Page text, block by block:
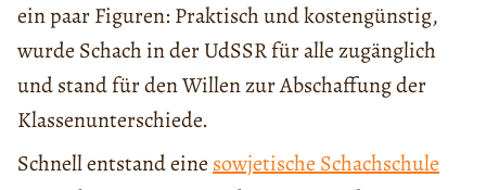
ein paar Figuren: Praktisch und kostengünstig,
wurde Schach in der UdSSR für alle zugänglich
und stand für den Willen zur Abschaffung der
Klassenunterschiede.
Schnell entstand eine sowjetische Schachschule